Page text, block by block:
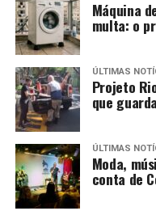
Máquina
multa: o
ÚLTIMAS
Projeto
que
ÚLTIMAS
Moda,
conta de